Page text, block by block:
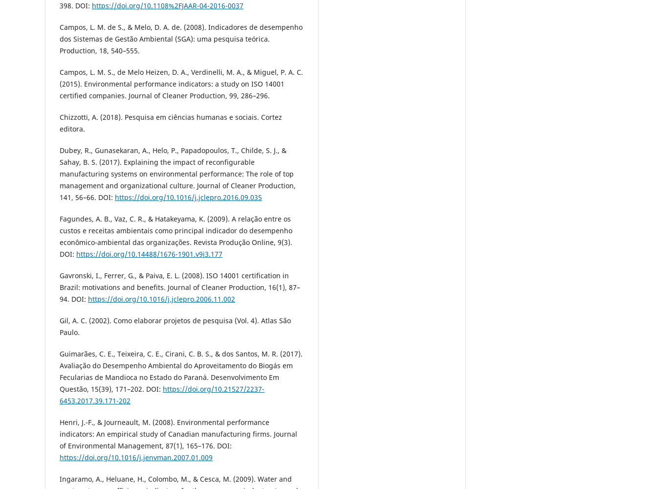
398. DOI: https://doi.org/10.1108%2FJAAR-04-2016-0037
Campos, L. M. de S., & Melo, D. A. de. (2008). Indicadores de desempenho
dos Sistemas de Gestão Ambiental (SGA): uma pesquisa teórica.
Production, 18, 540–555.
Campos, L. M. S., de Melo Heizen, D. A., Verdinelli, M. A., & Miguel, P. A. C.
(2015). Environmental performance indicators: a study on ISO 14001
certified companies. Journal of Cleaner Production, 99, 286–296.
Chizzotti, A. (2018). Pesquisa em ciências humanas e sociais. Cortez
editora.
Dubey, R., Gunasekaran, A., Helo, P., Papadopoulos, T., Childe, S. J., &
Sahay, B. S. (2017). Explaining the impact of reconfigurable
manufacturing systems on environmental performance: The role of top
management and organizational culture. Journal of Cleaner Production,
141, 56–66. DOI: https://doi.org/10.1016/j.jclepro.2016.09.035
Fagundes, A. B., Vaz, C. R., & Hatakeyama, K. (2009). A relação entre os
custos e receitas ambientais como principal indicador do desempenho
econômico-ambiental das organizações. Revista Produção Online, 9(3).
DOI: https://doi.org/10.14488/1676-1901.v9i3.177
Gavronski, I., Ferrer, G., & Paiva, E. L. (2008). ISO 14001 certification in
Brazil: motivations and benefits. Journal of Cleaner Production, 16(1), 87–
94. DOI: https://doi.org/10.1016/j.jclepro.2006.11.002
Gil, A. C. (2002). Como elaborar projetos de pesquisa (Vol. 4). Atlas São
Paulo.
Guimarães, C. E., Teixeira, C. E., Cirani, C. B. S., & dos Santos, M. R. (2017).
Avaliação do Desempenho Ambiental do Aproveitamento do Biogás em
Fecularias de Mandioca no Estado do Paraná. Desenvolvimento Em
Questão, 15(39), 171–202. DOI: https://doi.org/10.21527/2237-
6453.2017.39.171-202
Henri, J.-F., & Journeault, M. (2008). Environmental performance
indicators: An empirical study of Canadian manufacturing firms. Journal
of Environmental Management, 87(1), 165–176. DOI:
https://doi.org/10.1016/j.jenvman.2007.01.009
Ingaramo, A., Heluane, H., Colombo, M., & Cesca, M. (2009). Water and